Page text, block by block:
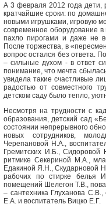
А 3 февраля 2012 года дети,
кратчайшие сроки: по
новыми игрушками, игровую
современное оборудование
пахло пирогами и даже не
После торжества, в
вопрос остался без ответа.
– сильные духом - в ответ
понимание, что мечта
увидела такие счастливые
радостью от совместного
детском саду было тепло,
Несмотря на трудности с
образования, детский сад
состоянии непрерывного
новых сотрудников,
Черепановой Н.А.,
Гремитских И.Б.,
ритмике Секериной М.А.,
Едакиной Я.Н., Скударновой
рабочих по стирке белья
помещений Шелегон Т.В.,
– сантехника Глуханова
Е.А. и воспитатель Вицко Е.Г.